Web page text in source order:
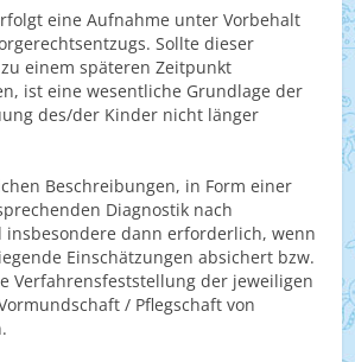
eine Aufnahme unter Vorbehalt
Sollte dieser
einem späteren Zeitpunkt
ist eine wesentliche Grundlage der
des/der Kinder nicht länger
Beschreibungen, in Form einer
Diagnostik nach
insbesondere dann erforderlich, wenn
Einschätzungen absichert bzw.
Verfahrensfeststellung der jeweiligen
/ Pflegschaft von